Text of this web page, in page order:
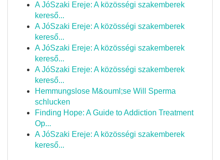
A JóSzaki Ereje: A közösségi szakemberek
kereső...
A JóSzaki Ereje: A közösségi szakemberek
kereső...
A JóSzaki Ereje: A közösségi szakemberek
kereső...
A JóSzaki Ereje: A közösségi szakemberek
kereső...
Hemmungslose M&ouml;se Will Sperma
schlucken
Finding Hope: A Guide to Addiction Treatment
Op...
A JóSzaki Ereje: A közösségi szakemberek
kereső...